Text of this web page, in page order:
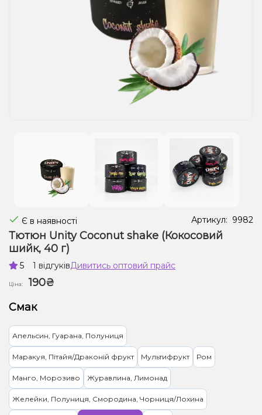
Рідини для електронних сигарет
Є в наявності Артикул: 9982
Тютюн Unity Coconut shake (Кокосовий
шийк, 40 г)
5 1 відгуківДивитись оптовий прайс
Ціна:
190₴
Смак
Апельсин, Гуарана, Полуниця
Маракуя, Пітайя/Драконій фрукт Мультифрукт Ром
Манго, Морозиво Журавлина, Лимонад
Желейки, Полуниця, Смородина, Чорниця/Лохина